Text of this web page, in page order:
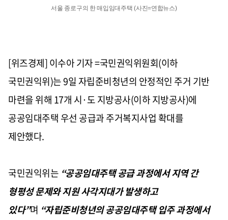
서울 종로구의 한 매입임대주택 (사진=연합뉴스)
[위즈경제] 이수아 기자 =국민권익위원회(이하
국민권익위)는9일 자립준비청년의 안정적인 주거 기반
마련을 위해 17개 시·도 지방공사(이하 지방공사)에
공공임대주택 우선 공급과 주거복지사업 확대를
제안했다.
국민권익위는 “공공임대주택 공급 과정에서 지역 간
형평성 문제와 지원 사각지대가 발생하고
있다”며 “자립준비청년의 공공임대주택 입주 과정에서